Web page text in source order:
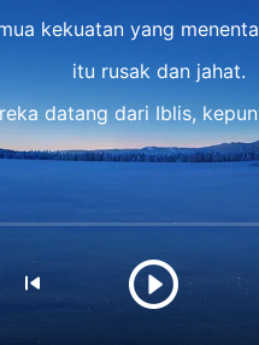
kekuatan yang
itu rusak dan jahat.
datang dari Iblis,
Tuhan itu adil, t'rang,
yang rusak, jahat,
terjadi saat Tuhan kirim